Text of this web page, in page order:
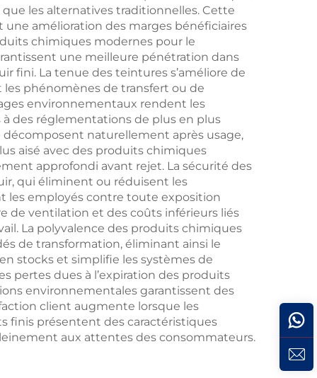
les alternatives traditionnelles. Cette
amélioration des marges bénéficiaires
chimiques modernes pour le
une meilleure pénétration dans
fini. La tenue des teintures s’améliore de
phénomènes de transfert ou de
environnementaux rendent les
des réglementations de plus en plus
naturellement après usage,
aisé avec des produits chimiques
approfondi avant rejet. La sécurité des
qui éliminent ou réduisent les
les employés contre toute exposition
de ventilation et des coûts inférieurs liés
La polyvalence des produits chimiques
de transformation, éliminant ainsi le
stocks et simplifie les systèmes de
pertes dues à l’expiration des produits
environnementales garantissent des
client augmente lorsque les
finis présentent des caractéristiques
aux attentes des consommateurs.